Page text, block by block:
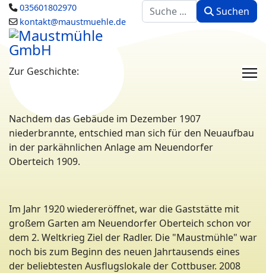
035601802970
kontakt@maustmuehle.de
Suchen Suchen
Zur Geschichte:
Nachdem das Gebäude im Dezember 1907
niederbrannte, entschied man sich für den Neuaufbau
in der parkähnlichen Anlage am Neuendorfer
Oberteich 1909.
Im Jahr 1920 wiedereröffnet, war die Gaststätte mit
großem Garten am Neuendorfer Oberteich schon vor
dem 2. Weltkrieg Ziel der Radler. Die "Maustmühle" war
noch bis zum Beginn des neuen Jahrtausends eines
der beliebtesten Ausflugslokale der Cottbuser. 2008